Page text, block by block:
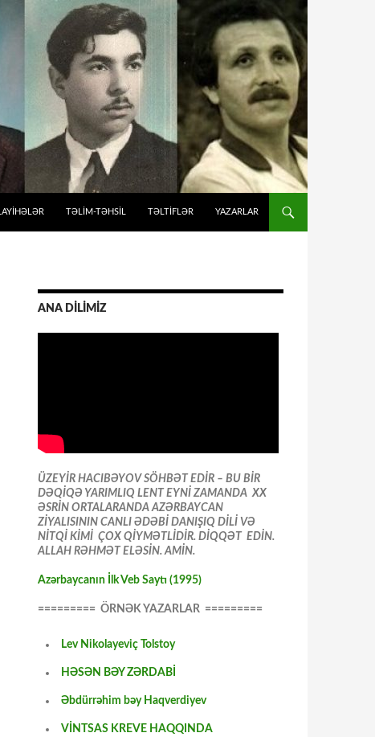
LAYİHƏLƏR TƏLIM-TƏHSIL TƏLTİFLƏR YAZARLAR
ANA DİLİMİZ
ÜZEYİR HACIBƏYOV SÖHBƏT EDİR – BU BİR
DƏQİQƏ YARIMLIQ LENT EYNİ ZAMANDA XX
ƏSRİN ORTALARANDA AZƏRBAYCAN
ZİYALISININ CANLI ƏDƏBİ DANIŞIQ DİLİ VƏ
NİTQİ KİMİ ÇOX QİYMƏTLİDİR. DİQQƏT EDİN.
ALLAH RƏHMƏT ELƏSİN. AMİN.
Azərbaycanın İlk Veb Saytı (1995)
========= ÖRNƏK YAZARLAR =========
Lev Nikolayeviç Tolstoy
HƏSƏN BƏY ZƏRDABİ
Əbdürrəhim bəy Haqverdiyev
VİNTSAS KREVE HAQQINDA